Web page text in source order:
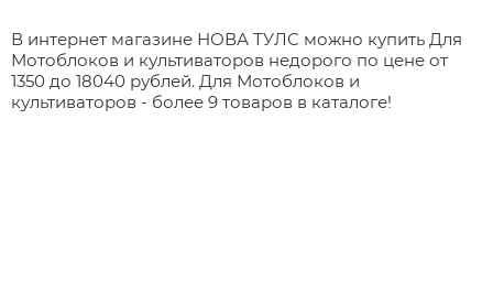
В интернет магазине НОВА ТУЛС можно купить Для
Мотоблоков и культиваторов недорого по цене от
1350 до 18040 рублей. Для Мотоблоков и
культиваторов - более 9 товаров в каталоге!